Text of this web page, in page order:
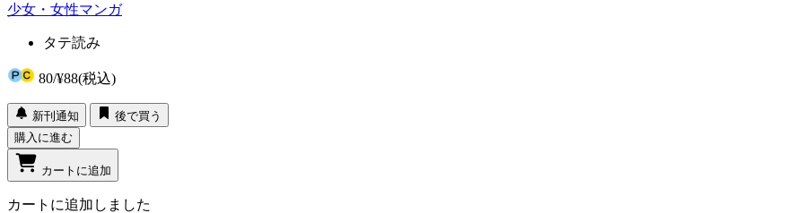
少女・女性マンガ
タテ読み
80/¥88(税込)
新刊通知
後で買う
購入に進む
カートに追加
カートに追加しました